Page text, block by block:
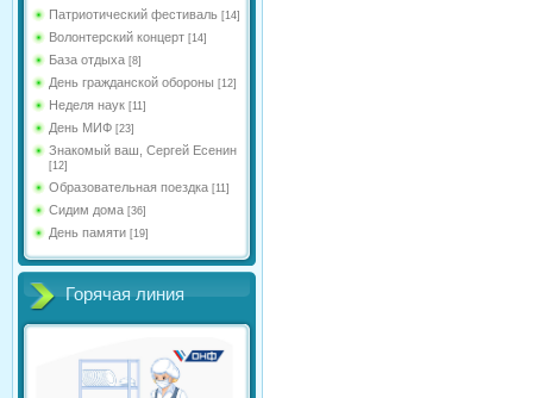
Патриотический фестиваль [14]
Волонтерский концерт [14]
База отдыха [8]
День гражданской обороны [12]
Неделя наук [11]
День МИФ [23]
Знакомый ваш, Сергей Есенин
[12]
Образовательная поездка [11]
Сидим дома [36]
День памяти [19]
Горячая линия